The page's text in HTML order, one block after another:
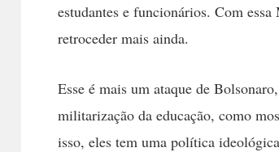
estudantes e funcionários. Com
retroceder mais ainda.
Esse é mais um ataque de
militarização da educação, como
isso, eles tem uma política